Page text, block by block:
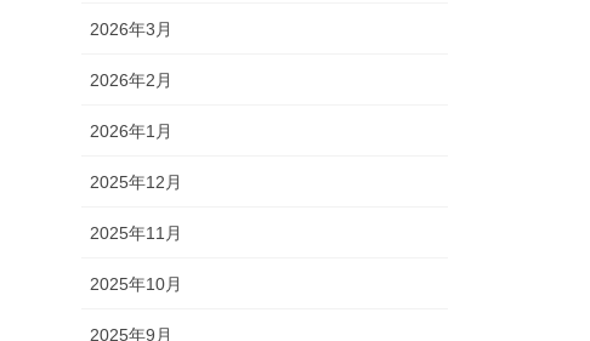
2026年3月
2026年2月
2026年1月
2025年12月
2025年11月
2025年10月
2025年9月